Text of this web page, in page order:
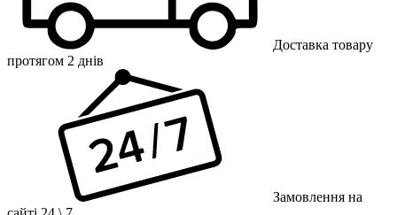
Доставка товару
протягом 2 днів
Замовлення на